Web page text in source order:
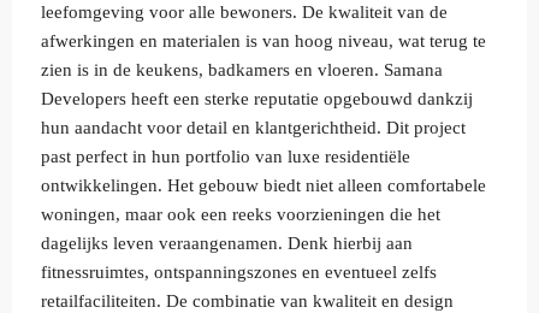
leefomgeving voor alle bewoners. De kwaliteit van de
afwerkingen en materialen is van hoog niveau, wat terug te
zien is in de keukens, badkamers en vloeren. Samana
Developers heeft een sterke reputatie opgebouwd dankzij
hun aandacht voor detail en klantgerichtheid. Dit project
past perfect in hun portfolio van luxe residentiële
ontwikkelingen. Het gebouw biedt niet alleen comfortabele
woningen, maar ook een reeks voorzieningen die het
dagelijks leven veraangenamen. Denk hierbij aan
fitnessruimtes, ontspanningszones en eventueel zelfs
retailfaciliteiten. De combinatie van kwaliteit en design